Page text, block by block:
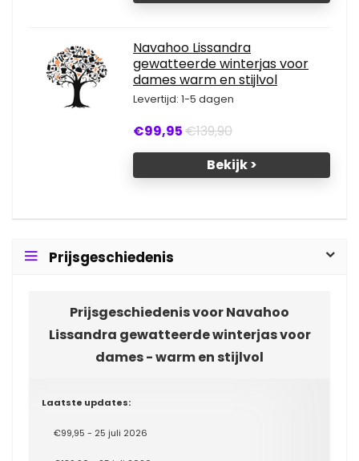
Navahoo Lissandra
gewatteerde winterjas voor
dames warm en stijlvol
Levertijd: 1-5 dagen
€99,95€139,90
Bekijk >
Prijsgeschiedenis
Prijsgeschiedenis voor Navahoo
Lissandra gewatteerde winterjas voor
dames - warm en stijlvol
Laatste updates:
€99,95 - 25 juli 2026